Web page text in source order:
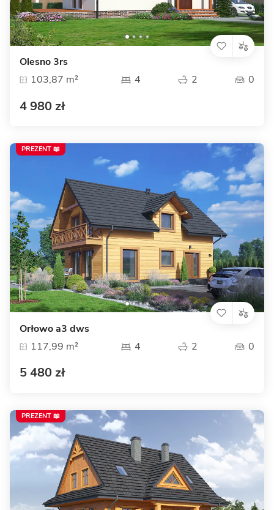
Olesno 3rs
103,87 m²
4 2 0
4 980 zł
Orłowo a3 dws
117,99 m²
4 2 0
5 480 zł
PREZENT 📖
PREZENT 📖